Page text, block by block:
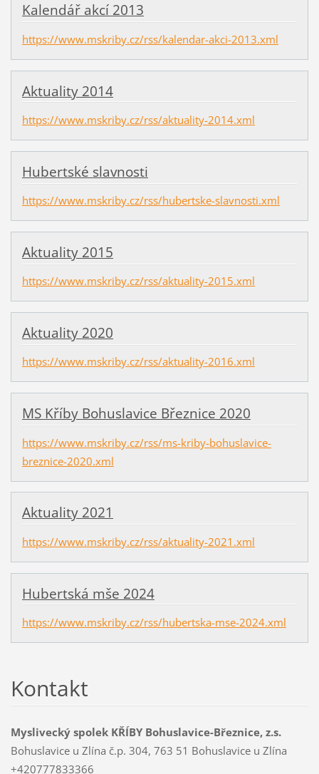
Kalendář akcí 2013
https://www.mskriby.cz/rss/kalendar-akci-2013.xml
Aktuality 2014
https://www.mskriby.cz/rss/aktuality-2014.xml
Hubertské slavnosti
https://www.mskriby.cz/rss/hubertske-slavnosti.xml
Aktuality 2015
https://www.mskriby.cz/rss/aktuality-2015.xml
Aktuality 2020
https://www.mskriby.cz/rss/aktuality-2016.xml
MS Kříby Bohuslavice Březnice 2020
https://www.mskriby.cz/rss/ms-kriby-bohuslavice-
breznice-2020.xml
Aktuality 2021
https://www.mskriby.cz/rss/aktuality-2021.xml
Hubertská mše 2024
https://www.mskriby.cz/rss/hubertska-mse-2024.xml
Kontakt
Myslivecký spolek KŘÍBY Bohuslavice-Březnice, z.s.
Bohuslavice u Zlína č.p. 304, 763 51 Bohuslavice u Zlína
+420777833366